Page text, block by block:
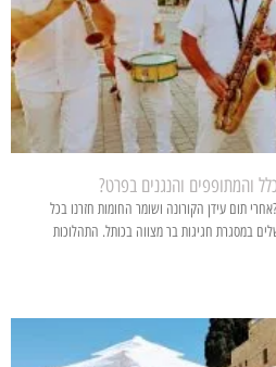
תום עידן הקורונה ושומר החומות חזרנו בכל
במסגרת חגיגות בר מצווה בכותל. התהלוכות